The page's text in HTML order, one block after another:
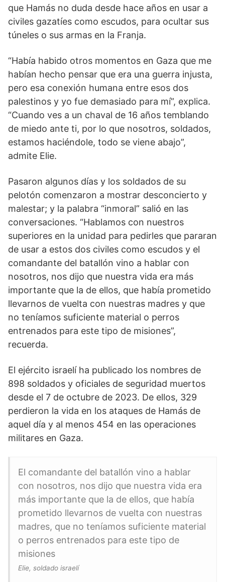
que Hamás no duda desde hace años en usar a
civiles gazatíes como escudos, para ocultar sus
túneles o sus armas en la Franja.
“Había habido otros momentos en Gaza que me
habían hecho pensar que era una guerra injusta,
pero esa conexión humana entre esos dos
palestinos y yo fue demasiado para mí”, explica.
“Cuando ves a un chaval de 16 años temblando
de miedo ante ti, por lo que nosotros, soldados,
estamos haciéndole, todo se viene abajo”,
admite Elie.
Pasaron algunos días y los soldados de su
pelotón comenzaron a mostrar desconcierto y
malestar; y la palabra “inmoral” salió en las
conversaciones. “Hablamos con nuestros
superiores en la unidad para pedirles que pararan
de usar a estos dos civiles como escudos y el
comandante del batallón vino a hablar con
nosotros, nos dijo que nuestra vida era más
importante que la de ellos, que había prometido
llevarnos de vuelta con nuestras madres y que
no teníamos suficiente material o perros
entrenados para este tipo de misiones”,
recuerda.
El ejército israelí ha publicado los nombres de
898 soldados y oficiales de seguridad muertos
desde el 7 de octubre de 2023. De ellos, 329
perdieron la vida en los ataques de Hamás de
aquel día y al menos 454 en las operaciones
militares en Gaza.
El comandante del batallón vino a hablar
con nosotros, nos dijo que nuestra vida era
más importante que la de ellos, que había
prometido llevarnos de vuelta con nuestras
madres, que no teníamos suficiente material
o perros entrenados para este tipo de
misiones
Elie, soldado israelí